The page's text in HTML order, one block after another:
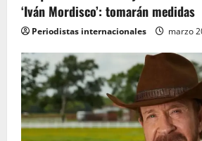
t
i
o
n
‘Iván Mordisco’: tomarán medidas
Periodistas internacionales marzo